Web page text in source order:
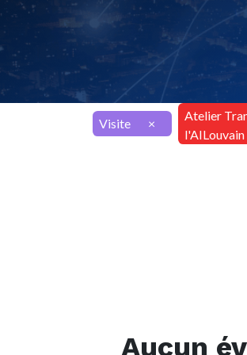
Visite ×
Atelier
l'AILouvain
Aucun